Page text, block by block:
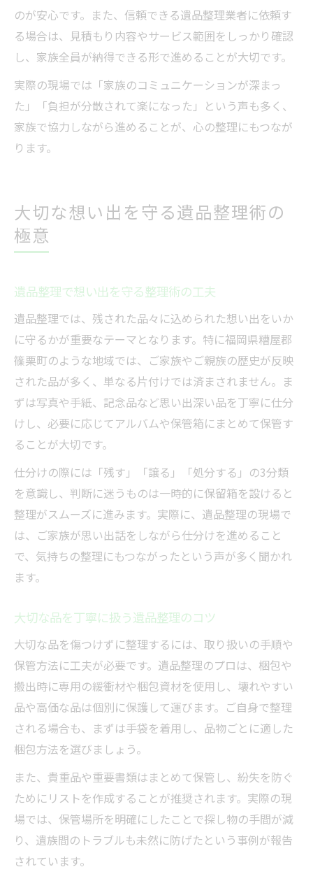
のが安心です。また、信頼できる遺品整理業者に依頼す
る場合は、見積もり内容やサービス範囲をしっかり確認
し、家族全員が納得できる形で進めることが大切です。
実際の現場では「家族のコミュニケーションが深まっ
た」「負担が分散されて楽になった」という声も多く、
家族で協力しながら進めることが、心の整理にもつなが
ります。
大切な想い出を守る遺品整理術の
極意
遺品整理で想い出を守る整理術の工夫
遺品整理では、残された品々に込められた想い出をいか
に守るかが重要なテーマとなります。特に福岡県糟屋郡
篠栗町のような地域では、ご家族やご親族の歴史が反映
された品が多く、単なる片付けでは済まされません。ま
ずは写真や手紙、記念品など思い出深い品を丁寧に仕分
けし、必要に応じてアルバムや保管箱にまとめて保管す
ることが大切です。
仕分けの際には「残す」「譲る」「処分する」の3分類
を意識し、判断に迷うものは一時的に保留箱を設けると
整理がスムーズに進みます。実際に、遺品整理の現場で
は、ご家族が思い出話をしながら仕分けを進めること
で、気持ちの整理にもつながったという声が多く聞かれ
ます。
大切な品を丁寧に扱う遺品整理のコツ
大切な品を傷つけずに整理するには、取り扱いの手順や
保管方法に工夫が必要です。遺品整理のプロは、梱包や
搬出時に専用の緩衝材や梱包資材を使用し、壊れやすい
品や高価な品は個別に保護して運びます。ご自身で整理
される場合も、まずは手袋を着用し、品物ごとに適した
梱包方法を選びましょう。
また、貴重品や重要書類はまとめて保管し、紛失を防ぐ
ためにリストを作成することが推奨されます。実際の現
場では、保管場所を明確にしたことで探し物の手間が減
り、遺族間のトラブルも未然に防げたという事例が報告
されています。